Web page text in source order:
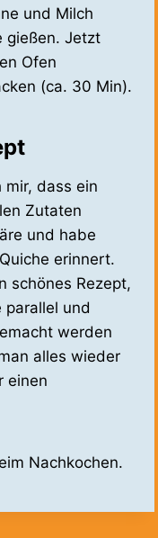
und Milch
gießen. Jetzt
Ofen
(ca. 30 Min).
mir, dass ein
Zutaten
und habe
erinnert.
schönes Rezept,
parallel und
werden
alles wieder
einen
Nachkochen.